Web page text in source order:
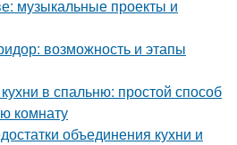
музыкальные проекты и
возможность и этапы
в спальню: простой способ
комнату
объединения кухни и